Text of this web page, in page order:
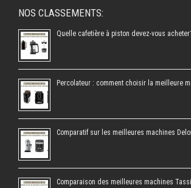
NOS CLASSEMENTS:
Quelle cafetière à piston devez-vous
Percolateur : comment choisir la meilleure
Comparatif sur les meilleures machines
Comparaison des meilleures machines